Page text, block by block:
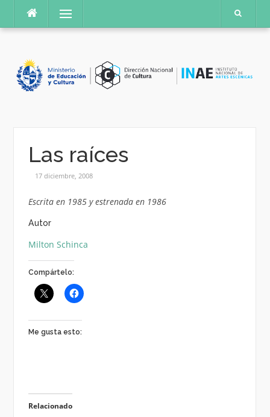
contenido
Menú
Las raíces
17 diciembre, 2008
Escrita en 1985 y estrenada en 1986
Autor
Milton Schinca
Compártelo:
Me gusta esto:
Relacionado